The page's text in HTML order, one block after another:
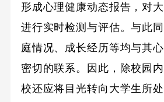
形成心理健康动态报告，对
进行实时检测与评估。与此
庭情况、成长经历等均与其
密切的联系。因此，除校园
校还应将目光转向大学生所